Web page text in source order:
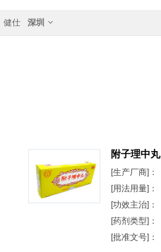
健仕 深圳
附子理中丸
[生产厂商]：
[用法用量]：
[功效主治]：
[药剂类型]：
[批准文号]：